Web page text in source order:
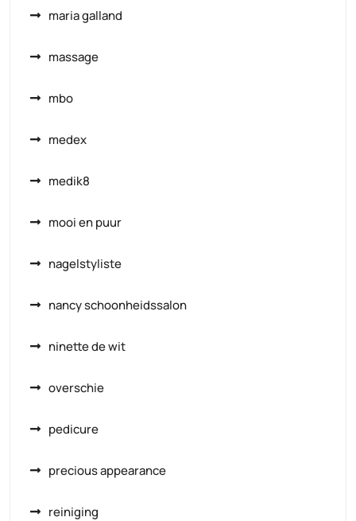
maria galland
massage
mbo
medex
medik8
mooi en puur
nagelstyliste
nancy schoonheidssalon
ninette de wit
overschie
pedicure
precious appearance
reiniging